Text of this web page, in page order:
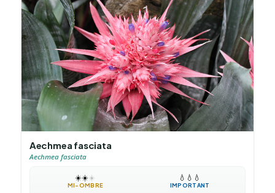
Aechmea fasciata
Aechmea fasciata
☀️☀️☀️
MI-OMBRE
💧 💧 💧
IMPORTANT